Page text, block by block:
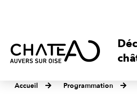
Accueil Programmation